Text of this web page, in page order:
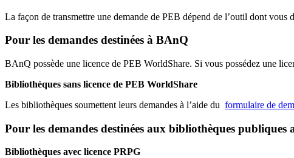
La façon de transmettre une demande de PEB dépend de l’outil dont vous
Pour les demandes destinées à BAnQ
BAnQ possède une licence de PEB WorldShare. Si vous possédez une
Bibliothèques sans licence de PEB WorldShare
Les bibliothèques soumettent leurs demandes à l’aide du formulaire de
Pour les demandes destinées aux bibliothèques
Bibliothèques avec licence PRPG